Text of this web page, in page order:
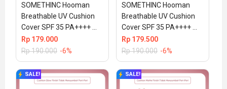
SOMETHINC Hooman
Breathable UV Cushion
Cover SPF 35 PA++++
15gr (100% ORIGINAL &
BPOM) – C01 Perle
Rp 179.000
Rp190.000 -6%
SOMETHINC Hooman
Breathable UV Cushion
Cover SPF 35 PA++++
15gr W01 Bijoux (100%
ORIGINAL & BPOM)
Rp 179.500
Rp190.000 -6%
SALE! SALE!